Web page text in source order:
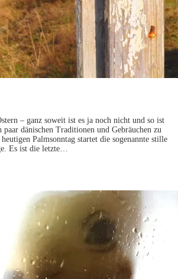
– ganz soweit ist es ja noch nicht und so ist
dänischen Traditionen und Gebräuchen zu
Palmsonntag startet die sogenannte stille
Es ist die letzte…